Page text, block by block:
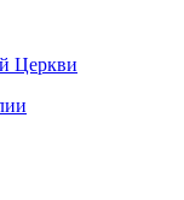
Церкви